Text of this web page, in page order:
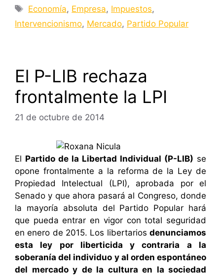
Etiquetas
Economía, Empresa, Impuestos,
Intervencionismo, Mercado, Partido Popular
El P-LIB rechaza
frontalmente la LPI
21 de octubre de 2014
El Partido de la Libertad Individual (P-LIB) se
opone frontalmente a la reforma de la Ley de
Propiedad Intelectual (LPI), aprobada por el
Senado y que ahora pasará al Congreso, donde
la mayoría absoluta del Partido Popular hará
que pueda entrar en vigor con total seguridad
en enero de 2015. Los libertarios denunciamos
esta ley por liberticida y contraria a la
soberanía del individuo y al orden espontáneo
del mercado y de la cultura en la sociedad